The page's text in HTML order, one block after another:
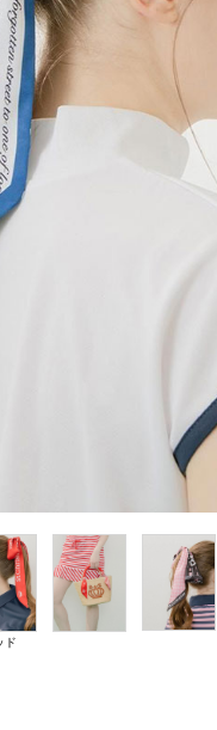
ド